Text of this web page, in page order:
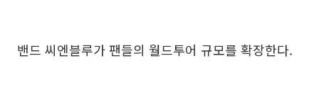
밴드 씨엔블루가 팬들의 월드투어 규모를 확장한다.